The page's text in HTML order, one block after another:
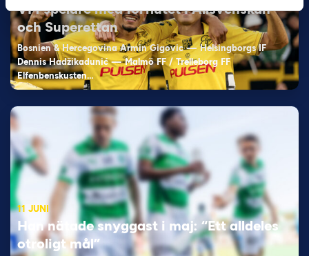
VM-spelare med förflutet i Allsvenskan
och Superettan
Bosnien & Hercegovina Armin Gigovic — Helsingborgs IF
Dennis Hadžikadunić — Malmö FF / Trelleborg FF
Elfenbenskusten…
11 JUNI
Han nätade snyggast i maj: “Ett alldeles
otroligt mål”